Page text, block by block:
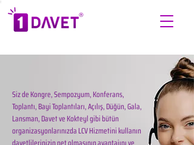
Siz de Kongre, Sempozyum, Konferans,
Toplantı, Bayi Toplantıları, Açılış, Düğün, Gala,
Lansman, Davet ve Kokteyl gibi bütün
organizasyonlarınızda LCV Hizmetini kullanın